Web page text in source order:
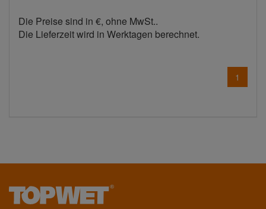
Die Preise sind in €, ohne MwSt..
Die Lieferzeit wird in Werktagen berechnet.
1